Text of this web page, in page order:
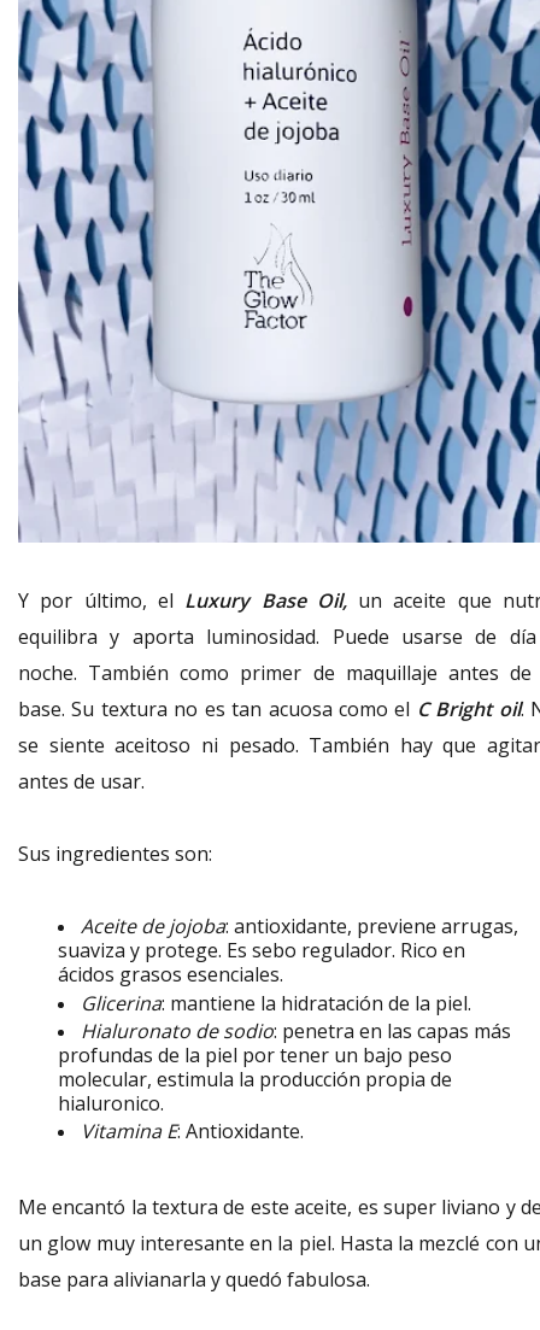
Y por último, el Luxury Base Oil,un aceite que
equilibra y aporta luminosidad. Puede usarse de
noche. También como primer de maquillaje antes de
base. Su textura no es tan acuosa como el C Bright oil.
se siente aceitoso ni pesado. También hay que
antes de usar.
Sus ingredientes son:
Aceite de jojoba: antioxidante, previene arrugas,
suaviza y protege. Es sebo regulador. Rico en
ácidos grasos esenciales.
Glicerina: mantiene la hidratación de la piel.
Hialuronato de sodio: penetra en las capas más
profundas de la piel por tener un bajo peso
molecular, estimula la producción propia de
hialuronico.
Vitamina E: Antioxidante.
Me encantó la textura de este aceite, es super liviano y
un glow muy interesante en la piel. Hasta la mezclé con
base para alivianarla y quedó fabulosa.